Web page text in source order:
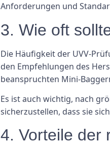
Anforderungen und
3. Wie oft
Die Häufigkeit der UVV-
den Empfehlungen des
beanspruchten Mini-
Es ist auch wichtig, nach
sicherzustellen, dass sie
4. Vorteile der